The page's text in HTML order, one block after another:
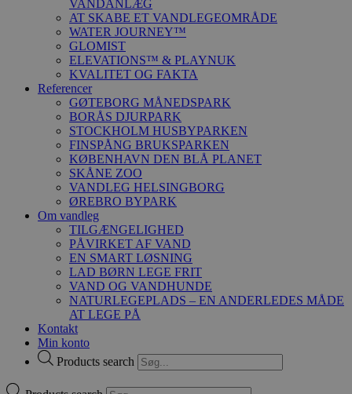
VANDANLÆG
AT SKABE ET VANDLEGEOMRÅDE
WATER JOURNEY™
GLOMIST
ELEVATIONS™ & PLAYNUK
KVALITET OG FAKTA
Referencer
GØTEBORG MÅNEDSPARK
BORÅS DJURPARK
STOCKHOLM HUSBYPARKEN
FINSPÅNG BRUKSPARKEN
KØBENHAVN DEN BLÅ PLANET
SKÅNE ZOO
VANDLEG HELSINGBORG
ØREBRO BYPARK
Om vandleg
TILGÆNGELIGHED
PÅVIRKET AF VAND
EN SMART LØSNING
LAD BØRN LEGE FRIT
VAND OG VANDHUNDE
NATURLEGEPLADS – EN ANDERLEDES MÅDE
AT LEGE PÅ
Kontakt
Min konto
Products search